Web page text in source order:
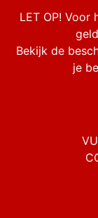
LET OP! Voor
Bekijk de
je